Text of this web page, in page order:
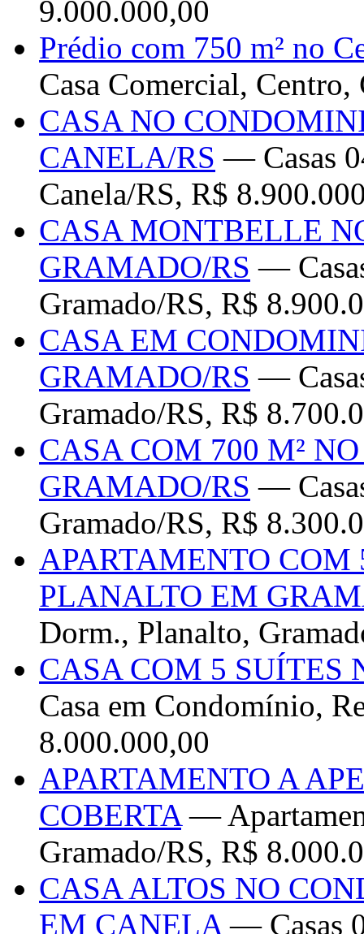
9.000.000,00
Prédio com 750 m² no
Casa Comercial,
CASA NO
CANELA/RS — Casas
Canela/RS, R$
CASA MONTBELLE
GRAMADO/RS —
Gramado/RS, R$
CASA EM
GRAMADO/RS —
Gramado/RS, R$
CASA COM 700 M²
GRAMADO/RS —
Gramado/RS, R$
APARTAMENTO COM
PLANALTO EM
Dorm., Planalto,
CASA COM 5 SUÍTES
Casa em Condomínio,
8.000.000,00
APARTAMENTO A
COBERTA—
Gramado/RS, R$
CASA ALTOS NO
EM CANELA— Casas